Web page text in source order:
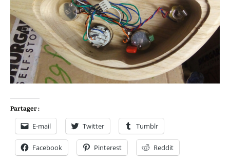
Partager :
E-mail Twitter Tumblr
Facebook Pinterest Reddit